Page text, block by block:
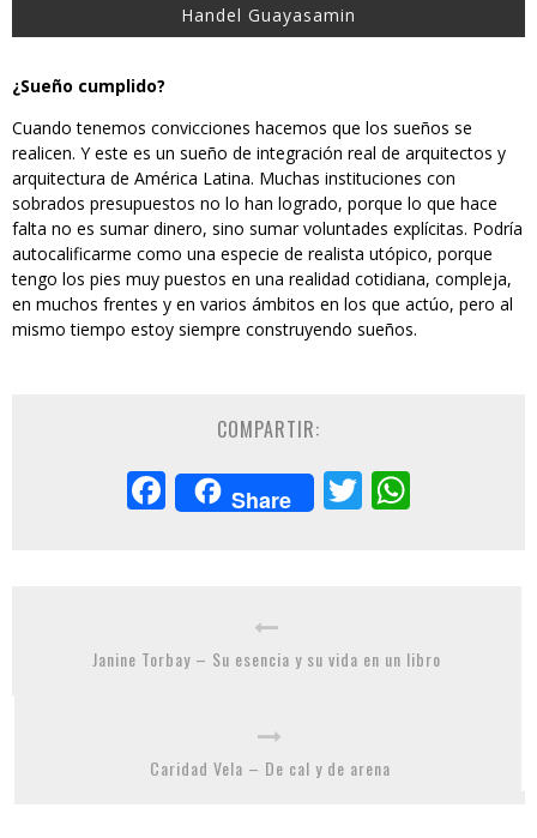
Handel Guayasamin
¿Sueño cumplido?
Cuando tenemos convicciones hacemos que los sueños se
realicen. Y este es un sueño de integración real de arquitectos y
arquitectura de América Latina. Muchas instituciones con
sobrados presupuestos no lo han logrado, porque lo que hace
falta no es sumar dinero, sino sumar voluntades explícitas. Podría
autocalificarme como una especie de realista utópico, porque
tengo los pies muy puestos en una realidad cotidiana, compleja,
en muchos frentes y en varios ámbitos en los que actúo, pero al
mismo tiempo estoy siempre construyendo sueños.
COMPARTIR:
Facebook
Share Twitter
Janine Torbay – Su esencia y su vida en un libro
Caridad Vela – De cal y de arena